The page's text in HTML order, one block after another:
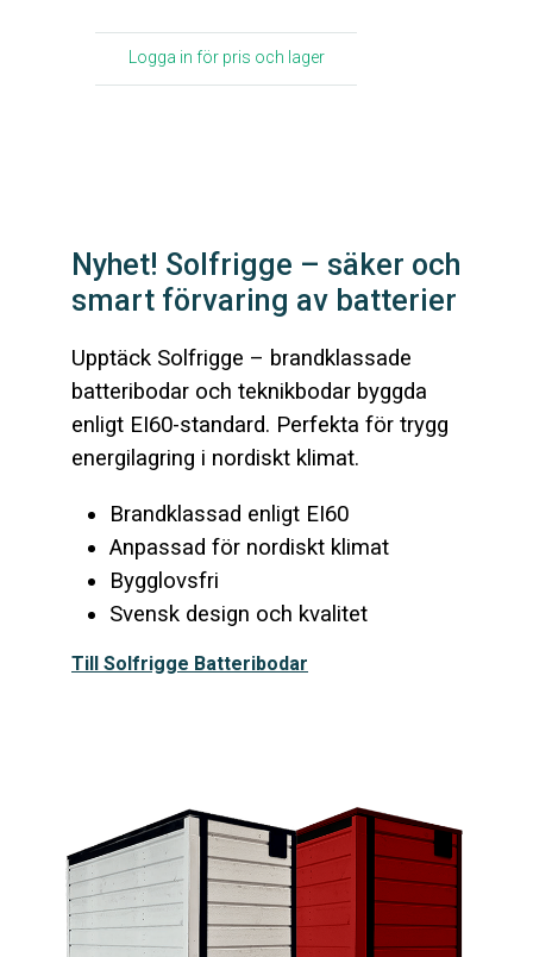
Logga in för pris och lager
Nyhet! Solfrigge – säker och
smart förvaring av batterier
Upptäck Solfrigge – brandklassade
batteribodar och teknikbodar byggda
enligt EI60-standard. Perfekta för trygg
energilagring i nordiskt klimat.
Brandklassad enligt EI60
Anpassad för nordiskt klimat
Bygglovsfri
Svensk design och kvalitet
Till Solfrigge Batteribodar